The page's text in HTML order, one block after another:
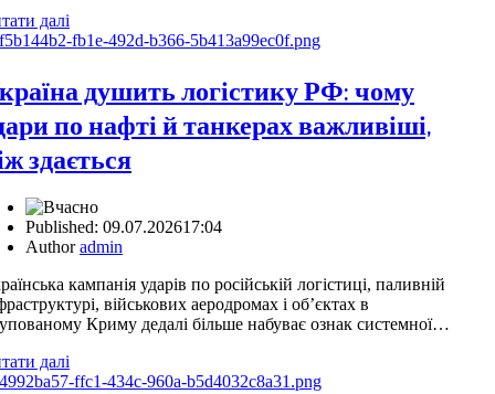
далі
душить логістику РФ: чому
по нафті й танкерах важливіші,
здається
Published: 09.07.202617:04
Authoradmin
кампанія ударів по російській логістиці, паливній
військових аеродромах і об’єктах в
Криму дедалі більше набуває ознак системної…
далі